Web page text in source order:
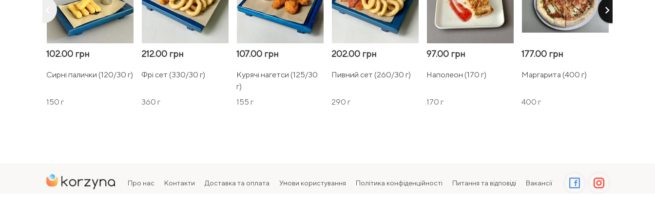
keyboard_arrow_right
102.00 грн
Сирні палички (120/30 г)
150 г
212.00 грн
Фрі сет (330/30 г)
360 г
107.00 грн
Курячі нагетси (125/30
г)
155 г
202.00 грн
Пивний сет (260/30 г)
290 г
97.00 грн
Наполеон (170 г)
170 г
177.00 грн
Маргарита (400 г)
400 г
Про нас Контакти Доставка та оплата Умови користування Політика конфіденційності Питання та відповіді Вакансії